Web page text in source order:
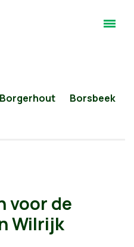
Borgerhout Borsbeek
voor de
Wilrijk